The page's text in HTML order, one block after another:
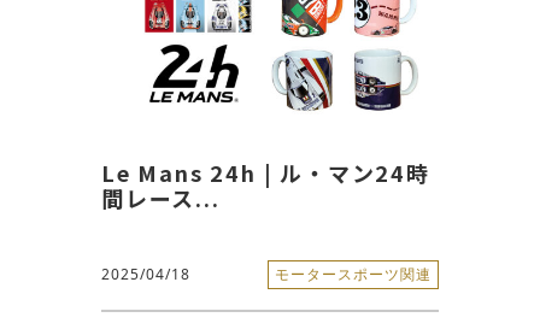
Le Mans 24h | ル・マン24時
間レース...
2025/04/18 モータースポーツ関連